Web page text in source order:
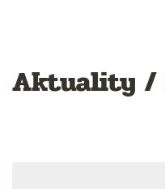
Aktuality /